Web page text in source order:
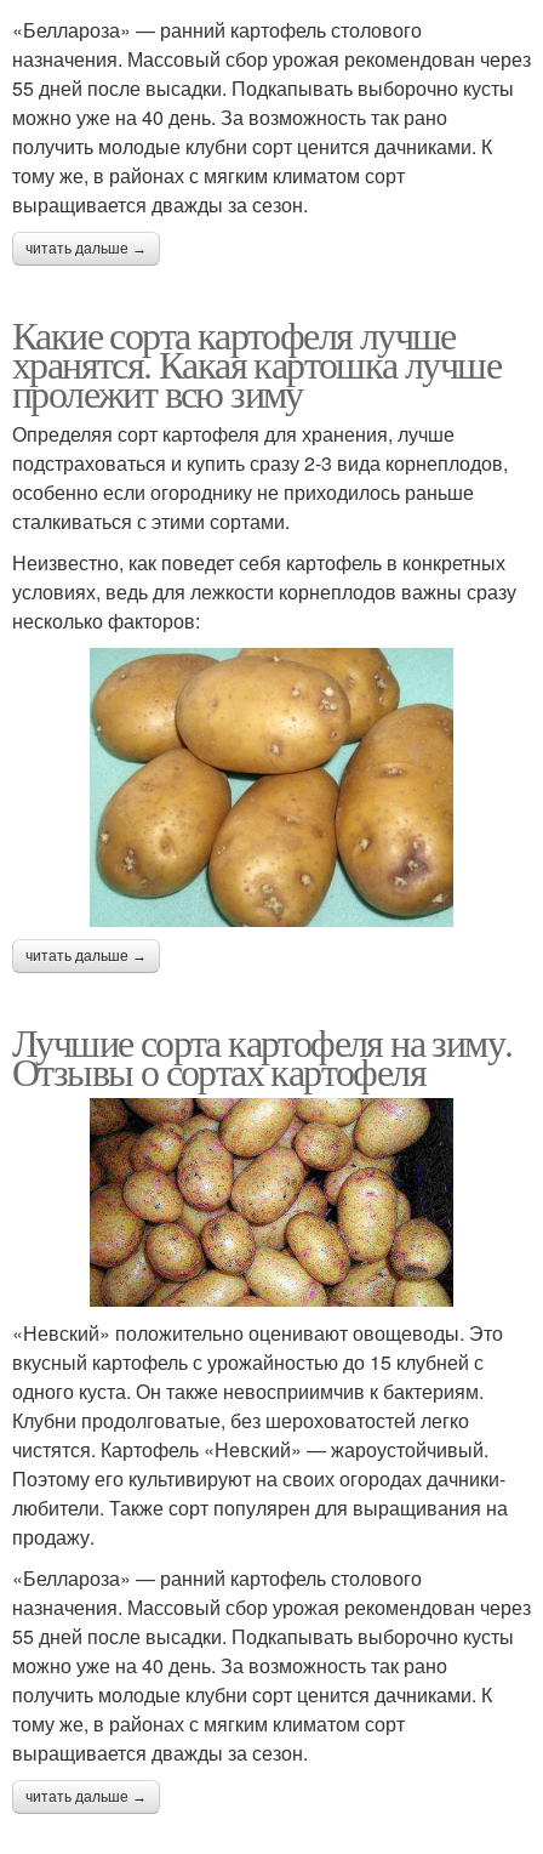
«Беллароза» — ранний картофель столового
назначения. Массовый сбор урожая рекомендован через
55 дней после высадки. Подкапывать выборочно кусты
можно уже на 40 день. За возможность так рано
получить молодые клубни сорт ценится дачниками. К
тому же, в районах с мягким климатом сорт
выращивается дважды за сезон.
читать дальше →
Какие сорта картофеля лучше
хранятся. Какая картошка лучше
пролежит всю зиму
Определяя сорт картофеля для хранения, лучше
подстраховаться и купить сразу 2-3 вида корнеплодов,
особенно если огороднику не приходилось раньше
сталкиваться с этими сортами.
Неизвестно, как поведет себя картофель в конкретных
условиях, ведь для лежкости корнеплодов важны сразу
несколько факторов:
читать дальше →
Лучшие сорта картофеля на зиму.
Отзывы о сортах картофеля
«Невский» положительно оценивают овощеводы. Это
вкусный картофель с урожайностью до 15 клубней с
одного куста. Он также невосприимчив к бактериям.
Клубни продолговатые, без шероховатостей легко
чистятся. Картофель «Невский» — жароустойчивый.
Поэтому его культивируют на своих огородах дачники-
любители. Также сорт популярен для выращивания на
продажу.
«Беллароза» — ранний картофель столового
назначения. Массовый сбор урожая рекомендован через
55 дней после высадки. Подкапывать выборочно кусты
можно уже на 40 день. За возможность так рано
получить молодые клубни сорт ценится дачниками. К
тому же, в районах с мягким климатом сорт
выращивается дважды за сезон.
читать дальше →